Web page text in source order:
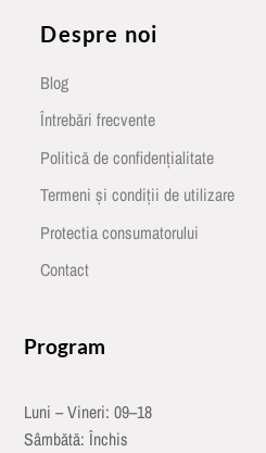
Despre noi
Blog
Întrebări frecvente
Politică de confidențialitate
Termeni și condiții de utilizare
Protectia consumatorului
Contact
Program
Luni – Vineri: 09–18
Sâmbătă: Închis